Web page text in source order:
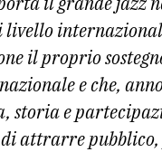
il proprio
e che,
e
di attrarre